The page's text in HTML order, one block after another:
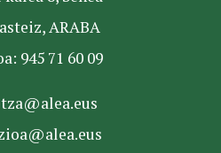
ARABA
945 71 60 09